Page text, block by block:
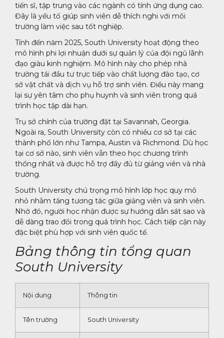
tiến sĩ, tập trung vào các ngành có tính ứng dụng cao.
Đây là yếu tố giúp sinh viên dễ thích nghi với môi
trường làm việc sau tốt nghiệp.
Tính đến năm 2025, South University hoạt động theo
mô hình phi lợi nhuận dưới sự quản lý của đội ngũ lãnh
đạo giàu kinh nghiệm. Mô hình này cho phép nhà
trường tái đầu tư trực tiếp vào chất lượng đào tạo, cơ
sở vật chất và dịch vụ hỗ trợ sinh viên. Điều này mang
lại sự yên tâm cho phụ huynh và sinh viên trong quá
trình học tập dài hạn.
Trụ sở chính của trường đặt tại Savannah, Georgia.
Ngoài ra, South University còn có nhiều cơ sở tại các
thành phố lớn như Tampa, Austin và Richmond. Dù học
tại cơ sở nào, sinh viên vẫn theo học chương trình
thống nhất và được hỗ trợ đầy đủ từ giảng viên và nhà
trường.
South University chú trọng mô hình lớp học quy mô
nhỏ nhằm tăng tương tác giữa giảng viên và sinh viên.
Nhờ đó, người học nhận được sự hướng dẫn sát sao và
dễ dàng trao đổi trong quá trình học. Cách tiếp cận này
đặc biệt phù hợp với sinh viên quốc tế.
Bảng thông tin tổng quan
South University
Nội dung Thông tin
Tên trường South University